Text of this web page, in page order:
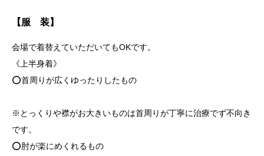
【服 装】
会場で着替えていただいてもOKです。
《上半身着》
⭕️首周りが広くゆったりしたもの
※とっくりや襟がお大きいものは首周りが丁寧に治療でず不向き
です。
⭕️肘が楽にめくれるもの